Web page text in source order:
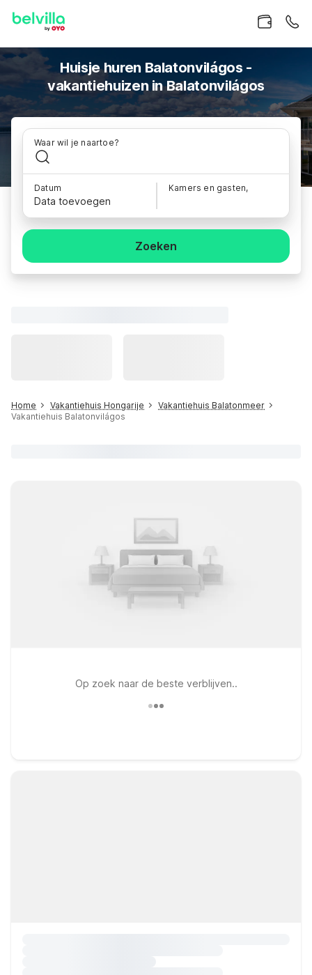
Huisje huren Balatonvilágos -
vakantiehuizen in Balatonvilágos
Waar wil je naartoe?
Datum
Data toevoegen
Kamers en gasten,
Zoeken
Home Vakantiehuis Hongarije
Vakantiehuis Balatonmeer
Vakantiehuis Balatonvilágos
Op zoek naar de beste verblijven..